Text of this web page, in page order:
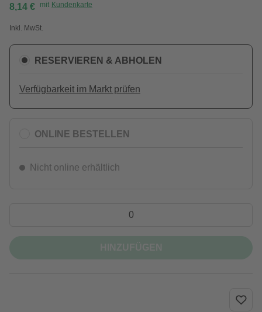
8,14 € mit Kundenkarte
Inkl. MwSt.
RESERVIEREN & ABHOLEN
Verfügbarkeit im Markt prüfen
ONLINE BESTELLEN
Nicht online erhältlich